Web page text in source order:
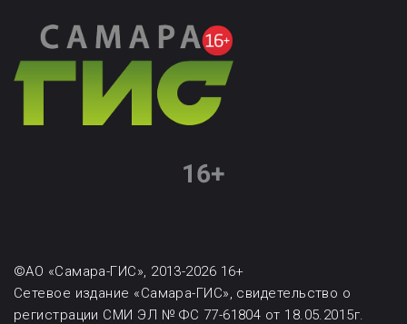
©АО «Самара-ГИС», 2013-2026 16+
Сетевое издание «Самара-ГИС», свидетельство о
регистрации СМИ ЭЛ № ФС 77-61804 от 18.05.2015г.